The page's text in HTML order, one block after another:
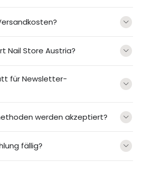
Nail Store Austria?
für Newsletter-
werden akzeptiert?
fällig?